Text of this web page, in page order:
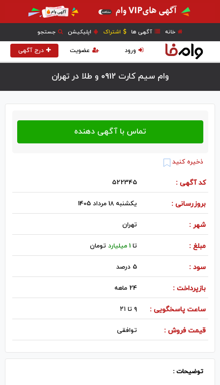
خانه آگهی ها اشتراک اپلیکیشن جستجو
درج آگهی عضویت ورود
وام سیم کارت 0912 و طلا در تهران
ذخیره کنید
کد آگهی : 522345
بروزرسانی : یکشنبه 18 مرداد 1405
شهر : تهران
مبلغ : تا1 میلیارد تومان
سود : 5 درصد
بازپرداخت : 24 ماهه
ساعت پاسخگویی : ۹ تا ۲۱
قیمت فروش : توافقی
توضیحات :